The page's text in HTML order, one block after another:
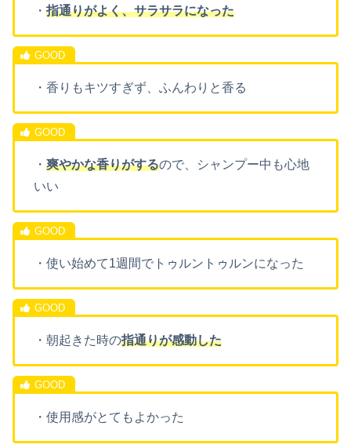
・ 指通りがよく、サラサラになった
・香りもキツすぎず、ふんわりと香る
・ 爽やかな香りがするので、シャンプー中も心地
いい
・使い始めて1週間でトゥルントゥルンになった
・朝起きた時の指通りが感動した
・使用感がとてもよかった